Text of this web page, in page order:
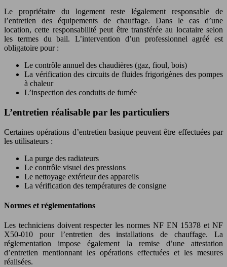
Le propriétaire du logement reste légalement responsable de
l’entretien des équipements de chauffage. Dans le cas d’une
location, cette responsabilité peut être transférée au locataire selon
les termes du bail. L’intervention d’un professionnel agréé est
obligatoire pour :
Le contrôle annuel des chaudières (gaz, fioul, bois)
La vérification des circuits de fluides frigorigènes des pompes
à chaleur
L’inspection des conduits de fumée
L’entretien réalisable par les particuliers
Certaines opérations d’entretien basique peuvent être effectuées par
les utilisateurs :
La purge des radiateurs
Le contrôle visuel des pressions
Le nettoyage extérieur des appareils
La vérification des températures de consigne
Normes et réglementations
Les techniciens doivent respecter les normes NF EN 15378 et NF
X50-010 pour l’entretien des installations de chauffage. La
réglementation impose également la remise d’une attestation
d’entretien mentionnant les opérations effectuées et les mesures
réalisées.